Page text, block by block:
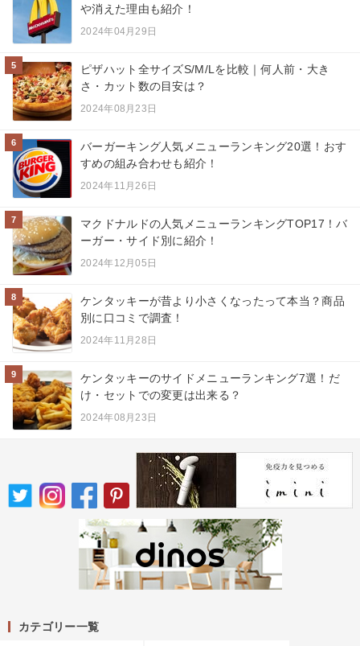
や消えた理由も紹介！
2024年04月29日
5
ピザハット全サイズS/M/Lを比較｜何人前・大き
さ・カット数の目安は？
2024年08月23日
6
バーガーキング人気メニューランキング20選！おす
すめの組み合わせも紹介！
2024年11月26日
7
マクドナルドの人気メニューランキングTOP17！バ
ーガー・サイド別に紹介！
2024年12月05日
8
ケンタッキーが昔より小さくなったって本当？商品
別に口コミで調査！
2024年11月28日
9
ケンタッキーのサイドメニューランキング7選！だ
け・セットでの変更は出来る？
2024年08月23日
カテゴリー一覧